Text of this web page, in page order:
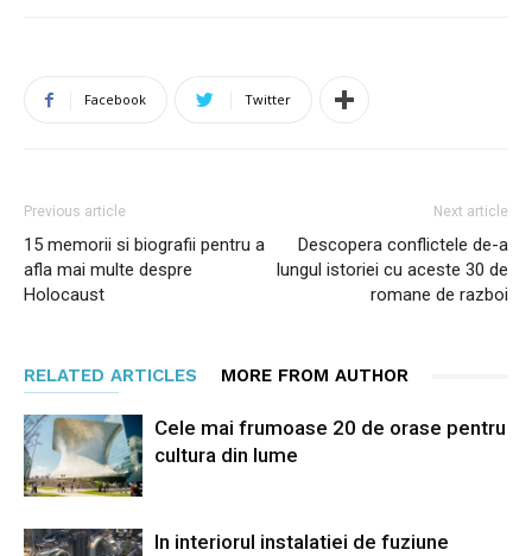
Facebook Twitter
Previous article
15 memorii si biografii pentru a
afla mai multe despre
Holocaust
Next article
Descopera conflictele de-a
lungul istoriei cu aceste 30 de
romane de razboi
RELATED ARTICLES MORE FROM AUTHOR
Cele mai frumoase 20 de orase pentru
cultura din lume
In interiorul instalatiei de fuziune